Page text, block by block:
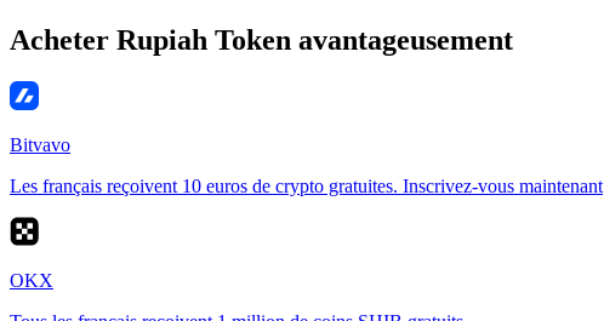
Acheter Rupiah Token avantageusement
Bitvavo
Les français reçoivent 10 euros de crypto gratuites. Inscrivez-vous maintenant
OKX